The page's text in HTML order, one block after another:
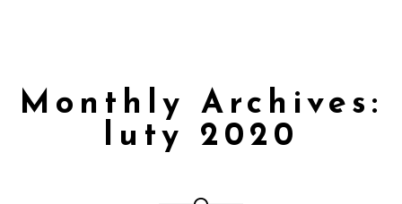
Monthly Archives:
luty 2020